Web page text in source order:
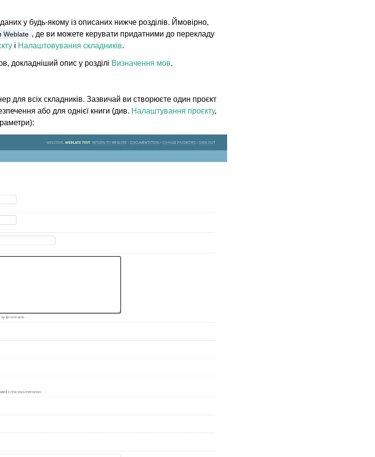
у будь-якому із описаних нижче розділів. Ймовірно,
Weblate , де ви можете керувати придатними до перекладу
і Налаштовування складників.
докладніший опис у розділі Визначення мов.
для всіх складників. Зазвичай ви створюєте один проєкт
або для однієї книги (див. Налаштування проєкту,